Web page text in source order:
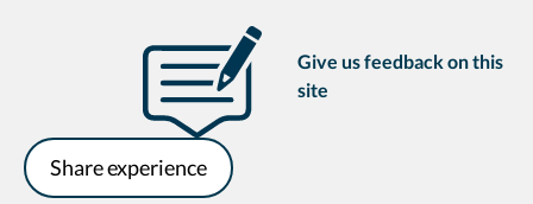
Give us feedback on this
site
Share experience